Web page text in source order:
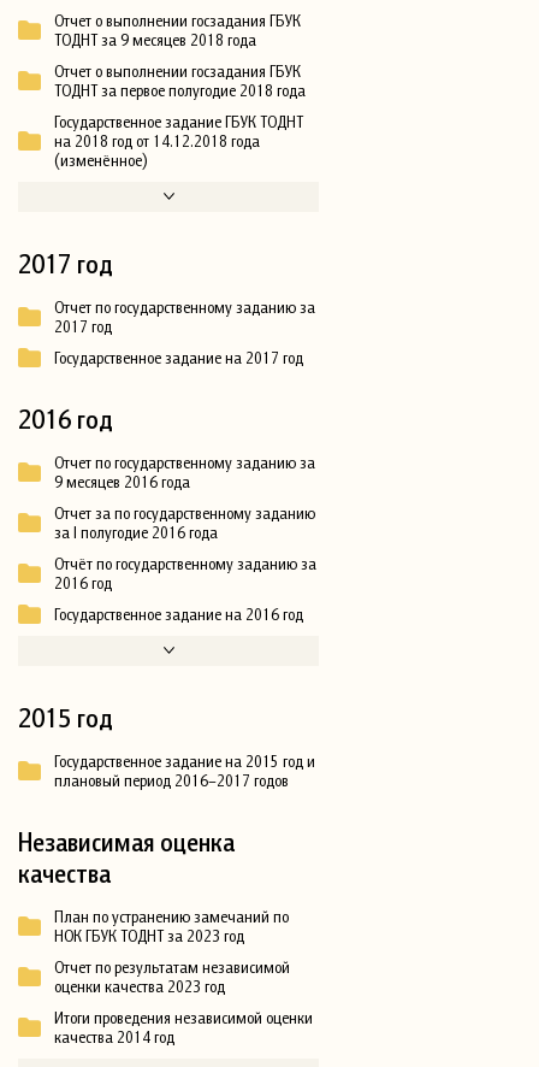
Отчет о выполнении госзадания ГБУК
ТОДНТ за 9 месяцев 2018 года
Отчет о выполнении госзадания ГБУК
ТОДНТ за первое полугодие 2018 года
Государственное задание ГБУК ТОДНТ
на 2018 год от 14.12.2018 года
(изменённое)
2017 год
Отчет по государственному заданию за
2017 год
Государственное задание на 2017 год
2016 год
Отчет по государственному заданию за
9 месяцев 2016 года
Отчет за по государственному заданию
за I полугодие 2016 года
Отчёт по государственному заданию за
2016 год
Государственное задание на 2016 год
2015 год
Государственное задание на 2015 год и
плановый период 2016–2017 годов
Независимая оценка
качества
План по устранению замечаний по
НОК ГБУК ТОДНТ за 2023 год
Отчет по результатам независимой
оценки качества 2023 год
Итоги проведения независимой оценки
качества 2014 год